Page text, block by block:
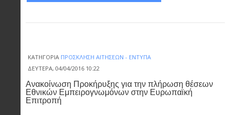
ΚΑΤΗΓΟΡΊΑ ΠΡΌΣΚΛΗΣΗ ΑΙΤΉΣΕΩΝ - ΈΝΤΥΠΑ
ΔΕΥΤΈΡΑ, 04/04/2016 10:22
Ανακοίνωση Προκήρυξης για την πλήρωση θέσεων
Εθνικών Εμπειρογνωμόνων στην Ευρωπαϊκή
Επιτροπή